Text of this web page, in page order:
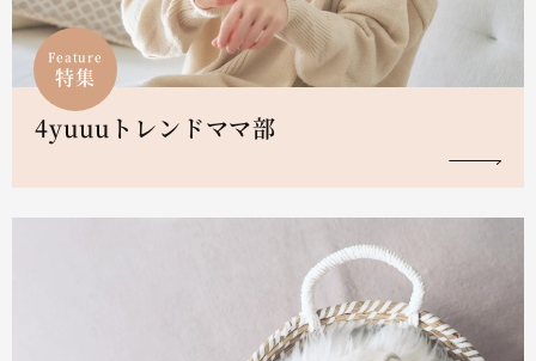
Feature
特集
4yuuuトレンドママ部